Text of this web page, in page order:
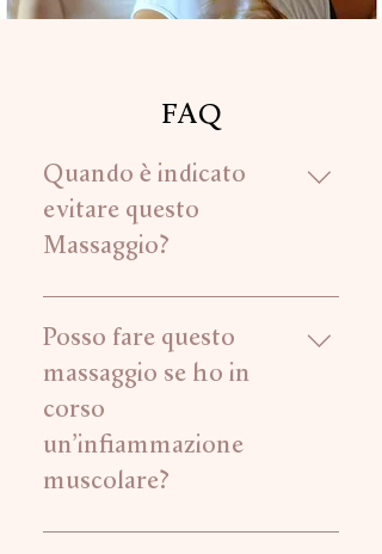
FAQ
Quando è indicato
evitare questo
Massaggio?
Questa pratica curativa è
sconsigliata in caso di; ipertensione
arteriosa, disturbi cardiaci, presenza
di pace-maker, osteoporosi,
gravidanza, discopatie o ernie gravi.
Posso fare questo
massaggio se ho in
corso
un’infiammazione
muscolare?
Il nostro consiglio professionale è